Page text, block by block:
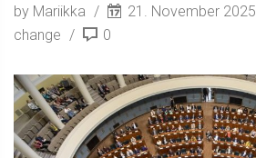
by Mariikka 21. November 2025
change
0